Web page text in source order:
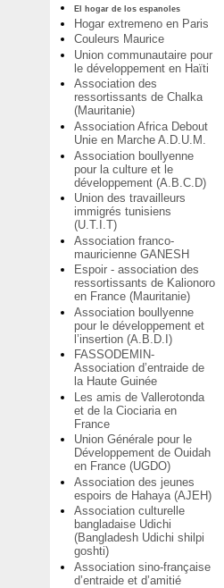
El hogar de los espanoles
Hogar extremeno en Paris
Couleurs Maurice
Union communautaire pour
le développement en Haïti
Association des
ressortissants de Chalka
(Mauritanie)
Association Africa Debout
Unie en Marche A.D.U.M.
Association boullyenne
pour la culture et le
développement (A.B.C.D)
Union des travailleurs
immigrés tunisiens
(U.T.I.T)
Association franco-
mauricienne GANESH
Espoir - association des
ressortissants de Kalionoro
en France (Mauritanie)
Association boullyenne
pour le développement et
l’insertion (A.B.D.I)
FASSODEMIN-
Association d’entraide de
la Haute Guinée
Les amis de Vallerotonda
et de la Ciociaria en
France
Union Générale pour le
Développement de Ouidah
en France (UGDO)
Association des jeunes
espoirs de Hahaya (AJEH)
Association culturelle
bangladaise Udichi
(Bangladesh Udichi shilpi
goshti)
Association sino-française
d’entraide et d’amitié